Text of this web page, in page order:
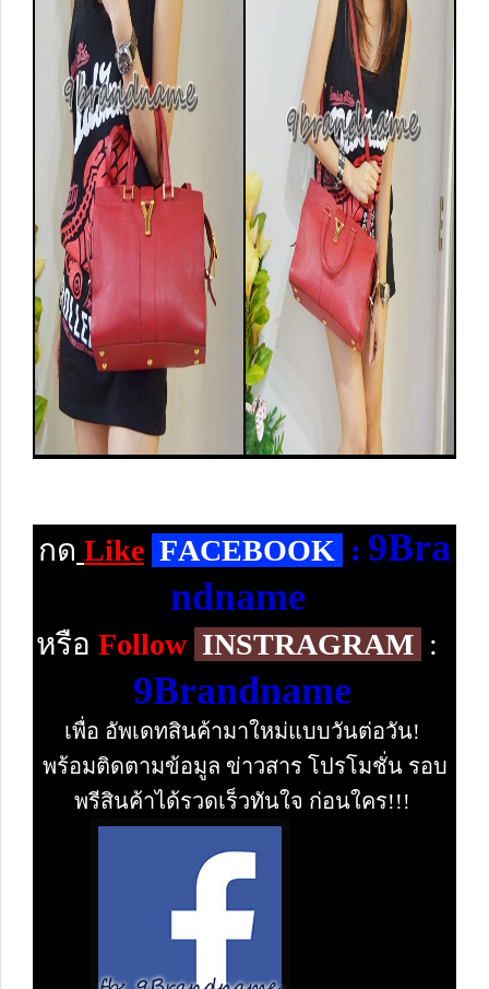
กด Like FACEBOOK : 9Bra
ndname
หรือ Follow INSTRAGRAM :
9Brandname
เพื่อ อัพเดทสินค้ามาใหม่แบบวันต่อวัน!
พร้อมติดตามข้อมูล ข่าวสาร โปรโมชั่น รอบ
พรีสินค้าได้รวดเร็วทันใจ ก่อนใคร!!!